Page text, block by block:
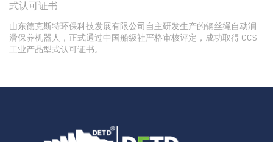
式认可证书
山东德克斯特环保科技发展有限公司自主研发生产的钢丝绳自动润
滑保养机器人，正式通过中国船级社严格审核评定，成功取得 CCS
工业产品型式认可证书。